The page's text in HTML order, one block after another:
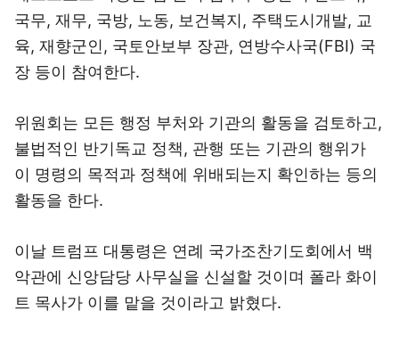
국무, 재무, 국방, 노동, 보건복지, 주택도시개발, 교
육, 재향군인, 국토안보부 장관, 연방수사국(FBI) 국
장 등이 참여한다.
위원회는 모든 행정 부처와 기관의 활동을 검토하고,
불법적인 반기독교 정책, 관행 또는 기관의 행위가
이 명령의 목적과 정책에 위배되는지 확인하는 등의
활동을 한다.
이날 트럼프 대통령은 연례 국가조찬기도회에서 백
악관에 신앙담당 사무실을 신설할 것이며 폴라 화이
트 목사가 이를 맡을 것이라고 밝혔다.